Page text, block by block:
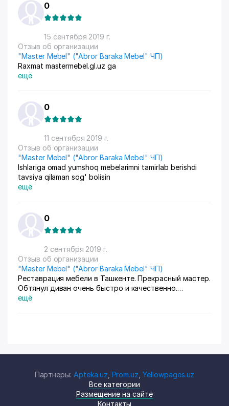
0
15 сентября 2019 г.
Отзыв об организации
"Master Mebel" ("Abror Baraka Mebel" ЧП)
Raxmat mastermebel.gl.uz ga
ещё
0
11 сентября 2019 г.
Отзыв об организации
"Master Mebel" ("Abror Baraka Mebel" ЧП)
Ishlariga omad yumshoq mebelarimni tamirlab berishdi
tavsiya qilaman sog' bolisin
ещё
0
2 сентября 2019 г.
Отзыв об организации
"Master Mebel" ("Abror Baraka Mebel" ЧП)
Реставрация мебели в Ташкенте. Прекрасный мастер.
Обтянул диван очень быстро и качественно.
Молодая семья стала счастливее! :) Спасибо
ещё
Партнеры: Apteka.uz Prom.uz ,Yellowpages.uz
Все категории
Размещение на сайте
Контакты